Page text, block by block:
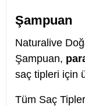
Şampuan
Naturalive
Şampuan,
saç tipleri için
Tüm Saç